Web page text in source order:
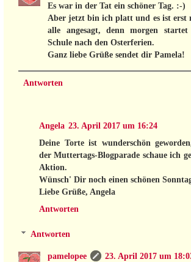
Es war in der Tat ein schöner Tag. :-)
Aber jetzt bin ich platt und es ist erst
alle angesagt, denn morgen
Schule nach den Osterferien.
Ganz liebe Grüße sendet dir Pamela!
Antworten
Angela 23. April 2017 um 16:24
Deine Torte ist wunderschön
der Muttertags-Blogparade schaue ich
Aktion.
Wünsch' Dir noch einen schönen
Liebe Grüße, Angela
Antworten
Antworten
pamelopee
23. April 2017 um